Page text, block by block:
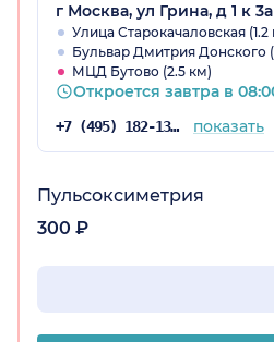
г Москва, ул Грина, д 1 к 3а
Улица Старокачаловская (1.2
Бульвар Дмитрия Донского
МЦД Бутово (2.5 км)
Откроется завтра в
+7 (495) 182-13-18 показать
Пульсоксиметрия
300 ₽